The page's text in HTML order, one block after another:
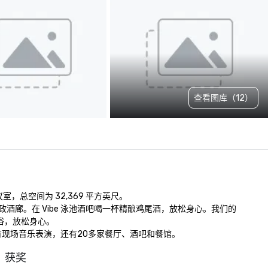
查看图库（12）
，总空间为 32,369 平方英尺。
廊。在 Vibe 泳池酒吧喝一杯精酿鸡尾酒，放松身心。我们的
放松身心。
场音乐表演，还有20多家餐厅、酒吧和餐馆。
获奖